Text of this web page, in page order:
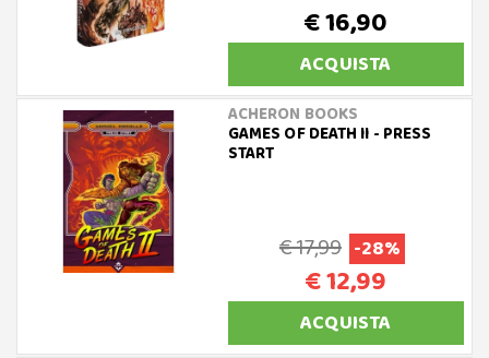
€ 16,90
ACQUISTA
ACHERON BOOKS
GAMES OF DEATH II - PRESS
START
€ 17,99 -28%
€ 12,99
ACQUISTA